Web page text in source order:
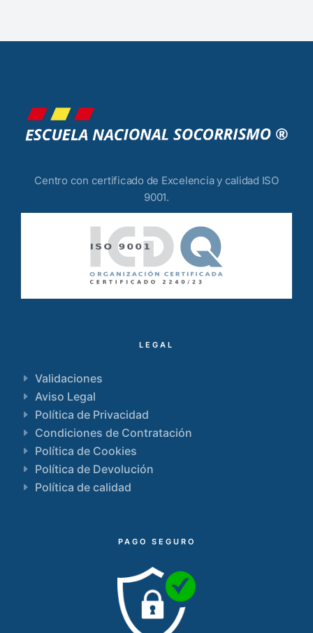
Centro con certificado de Excelencia y calidad ISO
9001.
LEGAL
Validaciones
Aviso Legal
Política de Privacidad
Condiciones de Contratación
Política de Cookies
Política de Devolución
Política de calidad
PAGO SEGURO